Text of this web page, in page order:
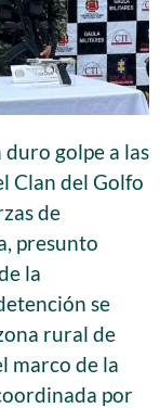
golpe a las
Clan del Golfo
de
presunto
la
se
rural de
marco de la
por